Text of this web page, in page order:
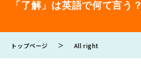
「了解」は英語で何て言う？
トップページ ＞ All right